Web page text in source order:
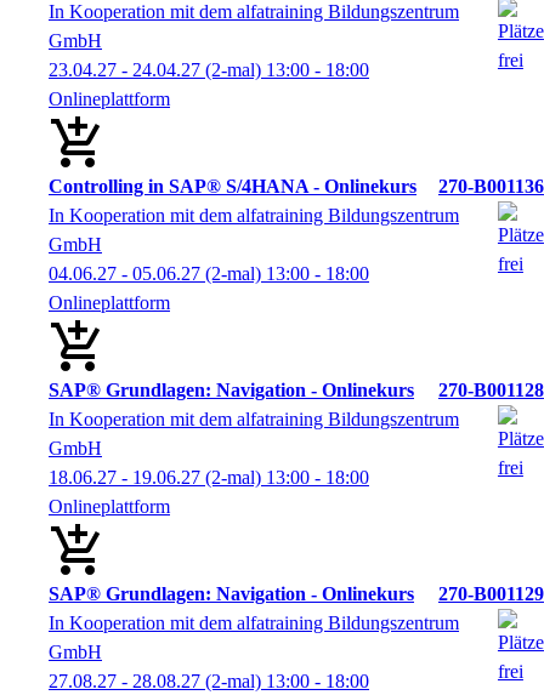
In Kooperation mit dem alfatraining Bildungszentrum
GmbH
23.04.27 - 24.04.27 (2-mal) 13:00 - 18:00
Onlineplattform
Controlling in SAP® S/4HANA - Onlinekurs
270-B001136
In Kooperation mit dem alfatraining Bildungszentrum
GmbH
04.06.27 - 05.06.27 (2-mal) 13:00 - 18:00
Onlineplattform
SAP® Grundlagen: Navigation - Onlinekurs
270-B001128
In Kooperation mit dem alfatraining Bildungszentrum
GmbH
18.06.27 - 19.06.27 (2-mal) 13:00 - 18:00
Onlineplattform
SAP® Grundlagen: Navigation - Onlinekurs
270-B001129
In Kooperation mit dem alfatraining Bildungszentrum
GmbH
27.08.27 - 28.08.27 (2-mal) 13:00 - 18:00